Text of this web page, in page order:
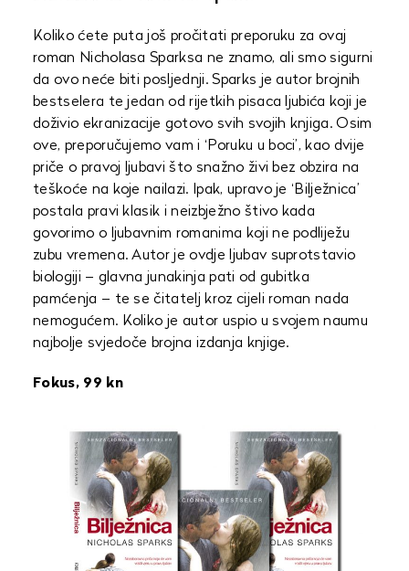
Koliko ćete puta još pročitati preporuku za ovaj
roman Nicholasa Sparksa ne znamo, ali smo sigurni
da ovo neće biti posljednji. Sparks je autor brojnih
bestselera te jedan od rijetkih pisaca ljubića koji je
doživio ekranizacije gotovo svih svojih knjiga. Osim
ove, preporučujemo vam i ‘Poruku u boci’, kao dvije
priče o pravoj ljubavi što snažno živi bez obzira na
teškoće na koje nailazi. Ipak, upravo je ‘Bilježnica’
postala pravi klasik i neizbježno štivo kada
govorimo o ljubavnim romanima koji ne podliježu
zubu vremena. Autor je ovdje ljubav suprotstavio
biologiji – glavna junakinja pati od gubitka
pamćenja – te se čitatelj kroz cijeli roman nada
nemogućem. Koliko je autor uspio u svojem naumu
najbolje svjedoče brojna izdanja knjige.
Fokus, 99 kn